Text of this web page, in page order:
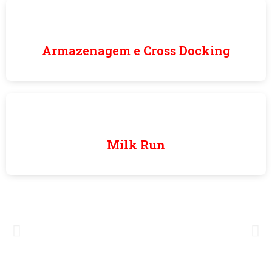
Armazenagem e Cross Docking
Milk Run